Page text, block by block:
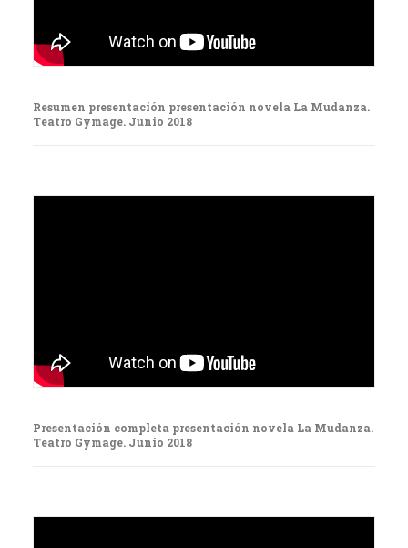
Resumen presentación presentación novela La Mudanza.
Teatro Gymage. Junio 2018
Presentación completa presentación novela La Mudanza.
Teatro Gymage. Junio 2018